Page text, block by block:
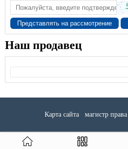
Представлять на рассмотрение
Наш продавец
Карта сайта магистр права